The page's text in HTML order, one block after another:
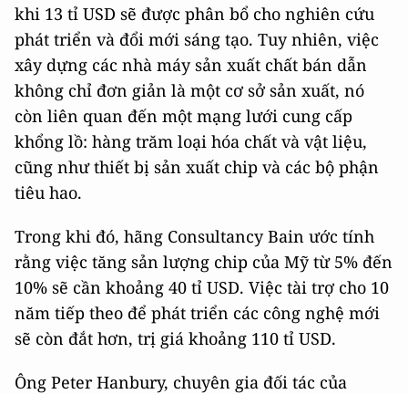
khi 13 tỉ USD sẽ được phân bổ cho nghiên cứu
phát triển và đổi mới sáng tạo. Tuy nhiên, việc
xây dựng các nhà máy sản xuất chất bán dẫn
không chỉ đơn giản là một cơ sở sản xuất, nó
còn liên quan đến một mạng lưới cung cấp
khổng lồ: hàng trăm loại hóa chất và vật liệu,
cũng như thiết bị sản xuất chip và các bộ phận
tiêu hao.
Trong khi đó, hãng Consultancy Bain ước tính
rằng việc tăng sản lượng chip của Mỹ từ 5% đến
10% sẽ cần khoảng 40 tỉ USD. Việc tài trợ cho 10
năm tiếp theo để phát triển các công nghệ mới
sẽ còn đắt hơn, trị giá khoảng 110 tỉ USD.
Ông Peter Hanbury, chuyên gia đối tác của